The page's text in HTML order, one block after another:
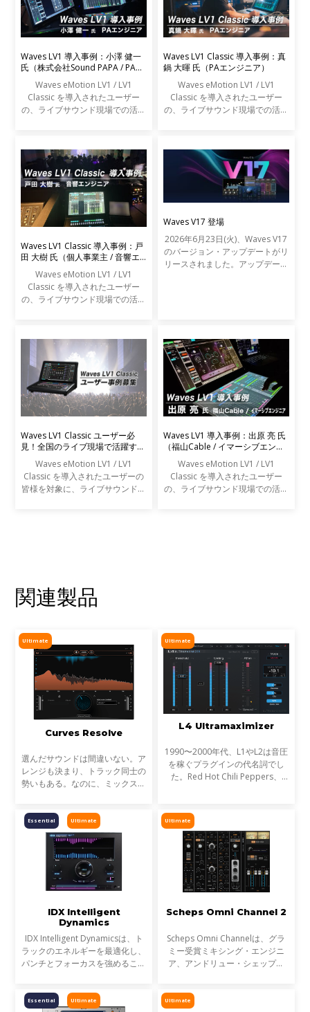
Waves LV1 導入事例：小澤 健一
氏（株式会社Sound PAPA / PAエ
Waves eMotion LV1 / LV1
Classic を導入されたユーザー
の、ライブサウンド現場での活用
Waves LV1 Classic 導入事例：真
鍋 大暉 氏（PAエンジニア）
Waves eMotion LV1 / LV1
Classic を導入されたユーザー
の、ライブサウンド現場での活用
Waves LV1 Classic 導入事例：戸
田 大樹 氏（個人事業主 / 音響エ
Waves eMotion LV1 / LV1
Classic を導入されたユーザー
の、ライブサウンド現場での活用
Waves V17 登場
2026年6月23日(火)、Waves V17
のバージョン・アップデートがリ
リースされました。アップデート
Waves LV1 Classic ユーザー必
見！全国のライブ現場で活躍する
Waves eMotion LV1 / LV1
Classic を導入されたユーザーの
皆様を対象に、ライブサウンドの
Waves LV1 導入事例：出原 亮 氏
（福山Cable / イマーシブエンジ
Waves eMotion LV1 / LV1
Classic を導入されたユーザー
の、ライブサウンド現場での活用
関連製品
Ultimate
Curves Resolve
選んだサウンドは間違いない。ア
レンジも決まり、トラック同士の
勢いもある。なのに、ミックスが
らです。これが音のマスキングと
言われる現象です。
Ultimate
L4 Ultramaximizer
1990〜2000年代、L1やL2は音圧
を稼ぐプラグインの代名詞でし
た。Red Hot Chili Peppers、
ウンドは世界を席巻しました。し
かし今、音楽は単なる音圧では
Ultimate
Essential
IDX Intelligent
Dynamics
IDX Intelligent Dynamicsは、ト
ラックのエネルギーを最適化し、
パンチとフォーカスを強めること
Ultimate
Scheps Omni Channel 2
Scheps Omni Channelは、グラ
ミー受賞ミキシング・エンジニ
ア、アンドリュー・シェップス
なチャンネル・ストリップ・プラ
Ultimate
Essential Ultimate